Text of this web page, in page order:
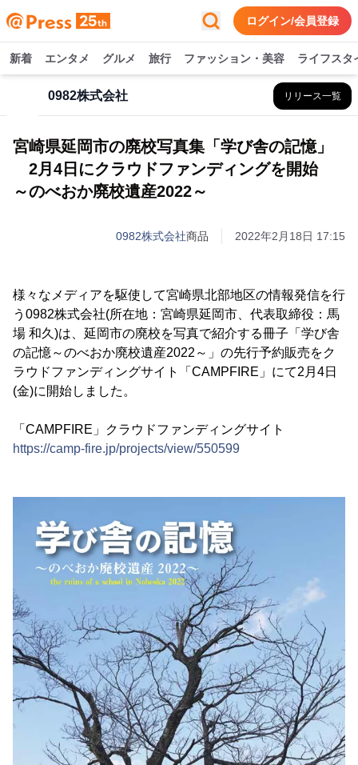
ログイン/会員登録
新着 エンタメ グルメ 旅行 ファッション・美容 ライフスタ
0982株式会社 リリース一覧
宮崎県延岡市の廃校写真集「学び舎の記憶」
2月4日にクラウドファンディングを開始
～のべおか廃校遺産2022～
0982株式会社商品 2022年2月18日 17:15
様々なメディアを駆使して宮崎県北部地区の情報発信を行
う0982株式会社(所在地：宮崎県延岡市、代表取締役：馬
場 和久)は、延岡市の廃校を写真で紹介する冊子「学び舎
の記憶～のべおか廃校遺産2022～」の先行予約販売をク
ラウドファンディングサイト「CAMPFIRE」にて2月4日
(金)に開始しました。
「CAMPFIRE」クラウドファンディングサイト
https://camp-fire.jp/projects/view/550599